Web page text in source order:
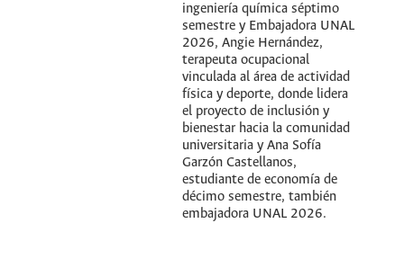
ingeniería química séptimo
semestre y Embajadora UNAL
2026, Angie Hernández,
terapeuta ocupacional
vinculada al área de actividad
física y deporte, donde lidera
el proyecto de inclusión y
bienestar hacia la comunidad
universitaria y Ana Sofía
Garzón Castellanos,
estudiante de economía de
décimo semestre, también
embajadora UNAL 2026.